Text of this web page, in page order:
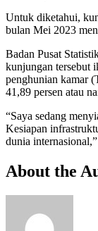
Untuk diketahui,
bulan Mei 2023
Badan Pusat
kunjungan tersebut
penghunian kamar
41,89 persen atau
“Saya sedang
Kesiapan
dunia
About the